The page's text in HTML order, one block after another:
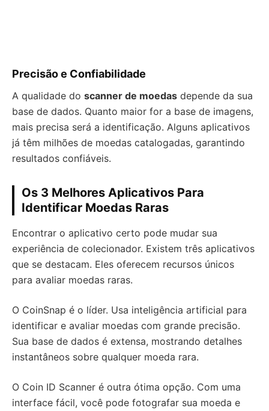
Precisão e Confiabilidade
A qualidade do scanner de moedas depende da sua
base de dados. Quanto maior for a base de imagens,
mais precisa será a identificação. Alguns aplicativos
já têm milhões de moedas catalogadas, garantindo
resultados confiáveis.
Os 3 Melhores Aplicativos Para
Identificar Moedas Raras
Encontrar o aplicativo certo pode mudar sua
experiência de colecionador. Existem três aplicativos
que se destacam. Eles oferecem recursos únicos
para avaliar moedas raras.
O CoinSnap é o líder. Usa inteligência artificial para
identificar e avaliar moedas com grande precisão.
Sua base de dados é extensa, mostrando detalhes
instantâneos sobre qualquer moeda rara.
O Coin ID Scanner é outra ótima opção. Com uma
interface fácil, você pode fotografar sua moeda e